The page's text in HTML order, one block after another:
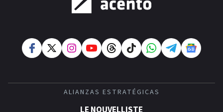
ALIANZAS ESTRATÉGICAS